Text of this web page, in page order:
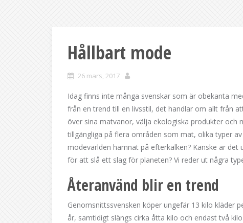
Hållbart mode
26 mars, 2017
Idag finns inte många svenskar som är obekanta
från en trend till en livsstil, det handlar om allt från
över sina matvanor, välja ekologiska produkter och
tillgängliga på flera områden som mat, olika typer
modevärlden hamnat på efterkälken? Kanske är
för att slå ett slag för planeten? Vi reder ut några
Återanvänd blir en trend
Genomsnittssvensken köper ungefär 13 kilo kläder
år, samtidigt slängs cirka åtta kilo och endast två kilo